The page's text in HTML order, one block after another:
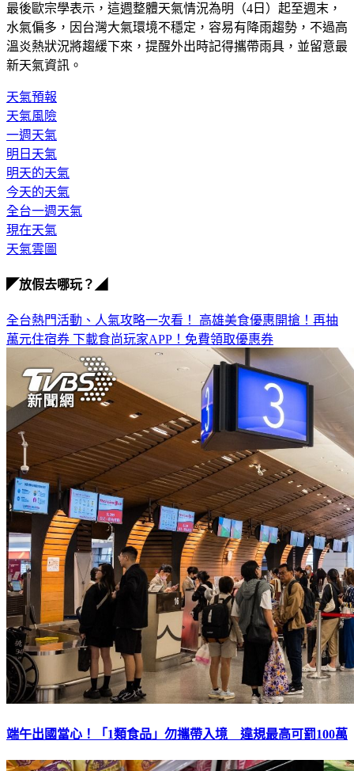
最後歐宗學表示，這週整體天氣情況為明（4日）起至週末，
水氣偏多，因台灣大氣環境不穩定，容易有降雨趨勢，不過高
溫炎熱狀況將趨緩下來，提醒外出時記得攜帶雨具，並留意最
新天氣資訊。
天氣預報
天氣風險
一週天氣
明日天氣
明天的天氣
今天的天氣
全台一週天氣
現在天氣
天氣雲圖
◤放假去哪玩？◢
全台熱門活動、人氣攻略一次看！ 高雄美食優惠開搶！再抽
萬元住宿券 下載食尚玩家APP！免費領取優惠券
端午出國當心！「1類食品」勿攜帶入境 違規最高可罰100萬